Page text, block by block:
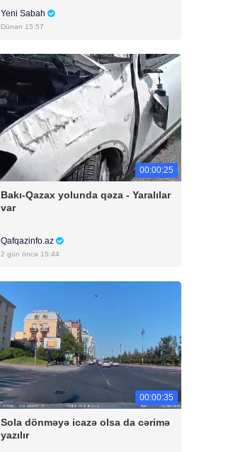
Yeni Sabah
Dünən 15:57
00:00:25
Bakı-Qazax yolunda qəza - Yaralılar
var
Qafqazinfo.az
2 gün öncə 15:44
00:00:35
Sola dönməyə icazə olsa da cərimə
yazılır